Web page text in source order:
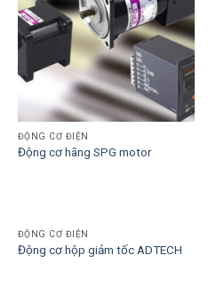
ĐỘNG CƠ ĐIỆN
Động cơ hãng SPG motor
ĐỘNG CƠ ĐIỆN
Động cơ hộp giảm tốc ADTECH